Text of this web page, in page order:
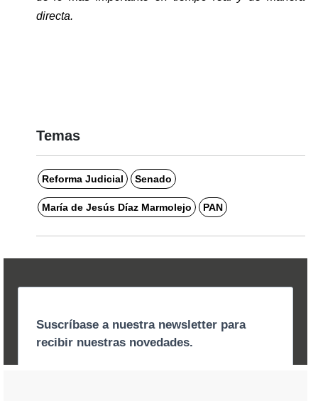
directa.
Temas
Reforma Judicial Senado
María de Jesús Díaz Marmolejo PAN